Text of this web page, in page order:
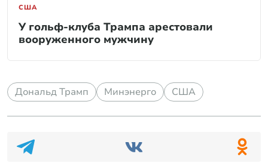
США
У гольф-клуба Трампа арестовали
вооруженного мужчину
Дональд Трамп Минэнерго США